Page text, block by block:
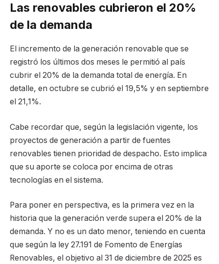
Las renovables cubrieron el 20%
de la demanda
El incremento de la generación renovable que se
registró los últimos dos meses le permitió al país
cubrir el 20% de la demanda total de energía. En
detalle, en octubre se cubrió el 19,5% y en septiembre
el 21,1%.
Cabe recordar que, según la legislación vigente, los
proyectos de generación a partir de fuentes
renovables tienen prioridad de despacho. Esto implica
que su aporte se coloca por encima de otras
tecnologías en el sistema.
Para poner en perspectiva, es la primera vez en la
historia que la generación verde supera el 20% de la
demanda. Y no es un dato menor, teniendo en cuenta
que según la ley 27.191 de Fomento de Energías
Renovables, el objetivo al 31 de diciembre de 2025 es